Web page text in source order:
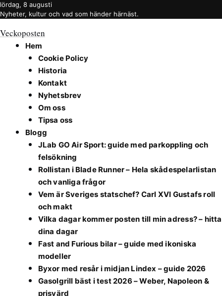
lördag, 8 augusti
Nyheter, kultur och vad som händer härnäst.
Veckoposten
Hem
Cookie Policy
Historia
Kontakt
Nyhetsbrev
Om oss
Tipsa oss
Blogg
JLab GO Air Sport: guide med parkoppling och
felsökning
Rollistan i Blade Runner – Hela skådespelarlistan
och vanliga frågor
Vem är Sveriges statschef? Carl XVI Gustafs roll
och makt
Vilka dagar kommer posten till min adress? – hitta
dina dagar
Fast and Furious bilar – guide med ikoniska
modeller
Byxor med resår i midjan Lindex – guide 2026
Gasolgrill bäst i test 2026 – Weber, Napoleon &
prisvärd